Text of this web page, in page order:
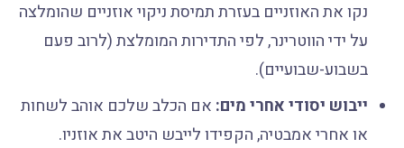
נקו את האוזניים בעזרת תמיסת ניקוי אוזניים שהומלצה
על ידי הווטרינר, לפי התדירות המומלצת (לרוב פעם
בשבוע-שבועיים).
ייבוש יסודי אחרי מים:אם הכלב שלכם אוהב לשחות
או אחרי אמבטיה, הקפידו לייבש היטב את אוזניו.